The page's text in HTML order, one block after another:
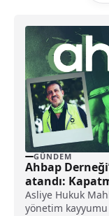
GÜNDEM
Ahbap
atandı:
Asliye Hukuk
yönetim